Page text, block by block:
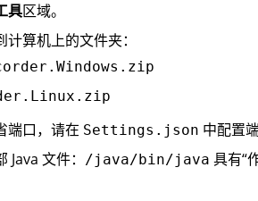
具区域。
算机上的文件夹：
端口，请在 Settings.json 中配置
Java 文件： /java/bin/java 具有“